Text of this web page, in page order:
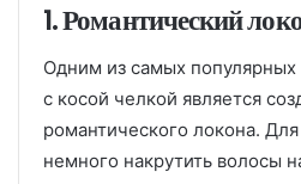
1. Романтический
Одним из самых популярных
с косой челкой является
романтического локона.
немного накрутить волосы